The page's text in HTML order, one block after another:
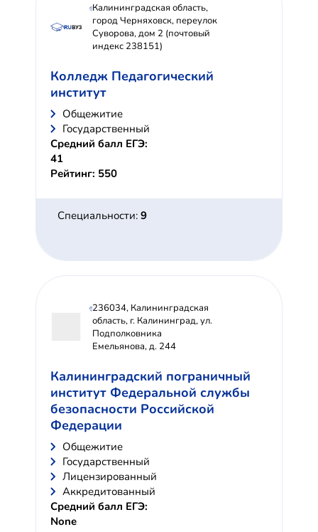
Калининградская область,
город Черняховск, переулок
Суворова, дом 2 (почтовый
индекс 238151)
Колледж Педагогический
институт
Общежитие
Государственный
Средний балл ЕГЭ:
41
Рейтинг: 550
Специальности: 9
236034, Калининградская
область, г. Калининград, ул.
Подполковника
Емельянова, д. 244
Калининградский пограничный
институт Федеральной службы
безопасности Российской
Федерации
Общежитие
Государственный
Лицензированный
Аккредитованный
Средний балл ЕГЭ:
None